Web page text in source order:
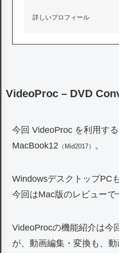
詳しいプロフィール
VideoProc – DVD
今回 VideoProc を利用する
MacBook12 （Mid2017） 。
WindowsデスクトップPC
今回はMac版のレビューで
VideoProcの機能紹介は今
が、動画編集・変換も、